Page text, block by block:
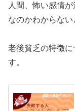
人間、怖い感情
なのかわからない
老後貧乏の特徴
す。